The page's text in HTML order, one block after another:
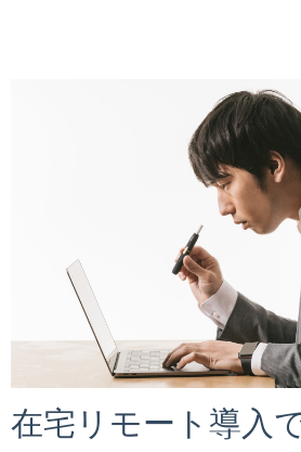
在宅リモート導入